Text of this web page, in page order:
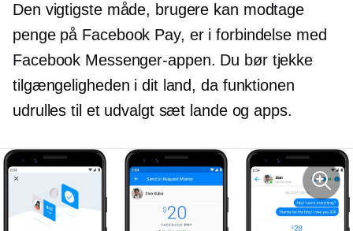
Den vigtigste måde, brugere kan modtage
penge på Facebook Pay, er i forbindelse med
Facebook Messenger-appen. Du bør tjekke
tilgængeligheden i dit land, da funktionen
udrulles til et udvalgt sæt lande og apps.